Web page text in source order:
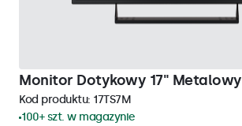
Monitor Dotykowy 17" Metalowy
Kod produktu: 17TS7M
100+ szt. w magazynie